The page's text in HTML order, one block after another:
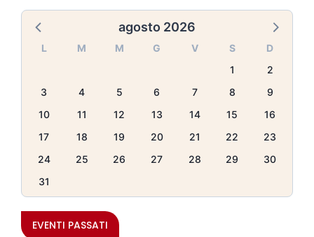
agosto 2026
L M M G V S
D
1
2
3
4 5 6 7 8
9
10
11 12 13 14 15
16
17
18 19 20 21 22
23
24
25 26 27 28 29
30
31
EVENTI PASSATI